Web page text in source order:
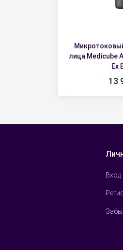
лица Medicube
Ex
13
Вход